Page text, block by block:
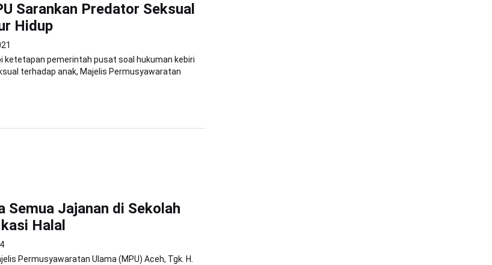
Sarankan Predator Seksual
Hidup
ketetapan pemerintah pusat soal hukuman kebiri
terhadap anak, Majelis Permusyawaratan
Semua Jajanan di Sekolah
Halal
Permusyawaratan Ulama (MPU) Aceh, Tgk. H.